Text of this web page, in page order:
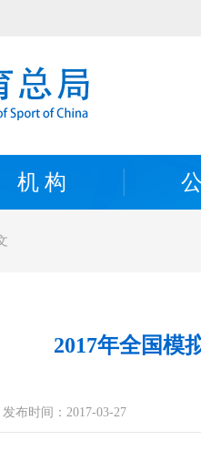
机 构
2017年全国模
发布时间： 2017-03-27